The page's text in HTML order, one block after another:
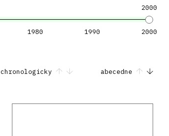
2000
1980 1990 2000
chronologicky abecedne